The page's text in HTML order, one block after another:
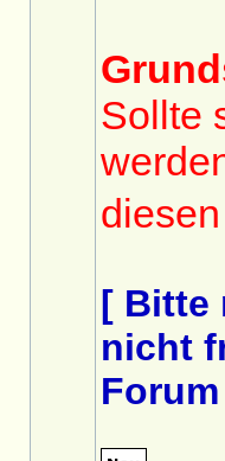
Sollte
[ Bitte
nicht